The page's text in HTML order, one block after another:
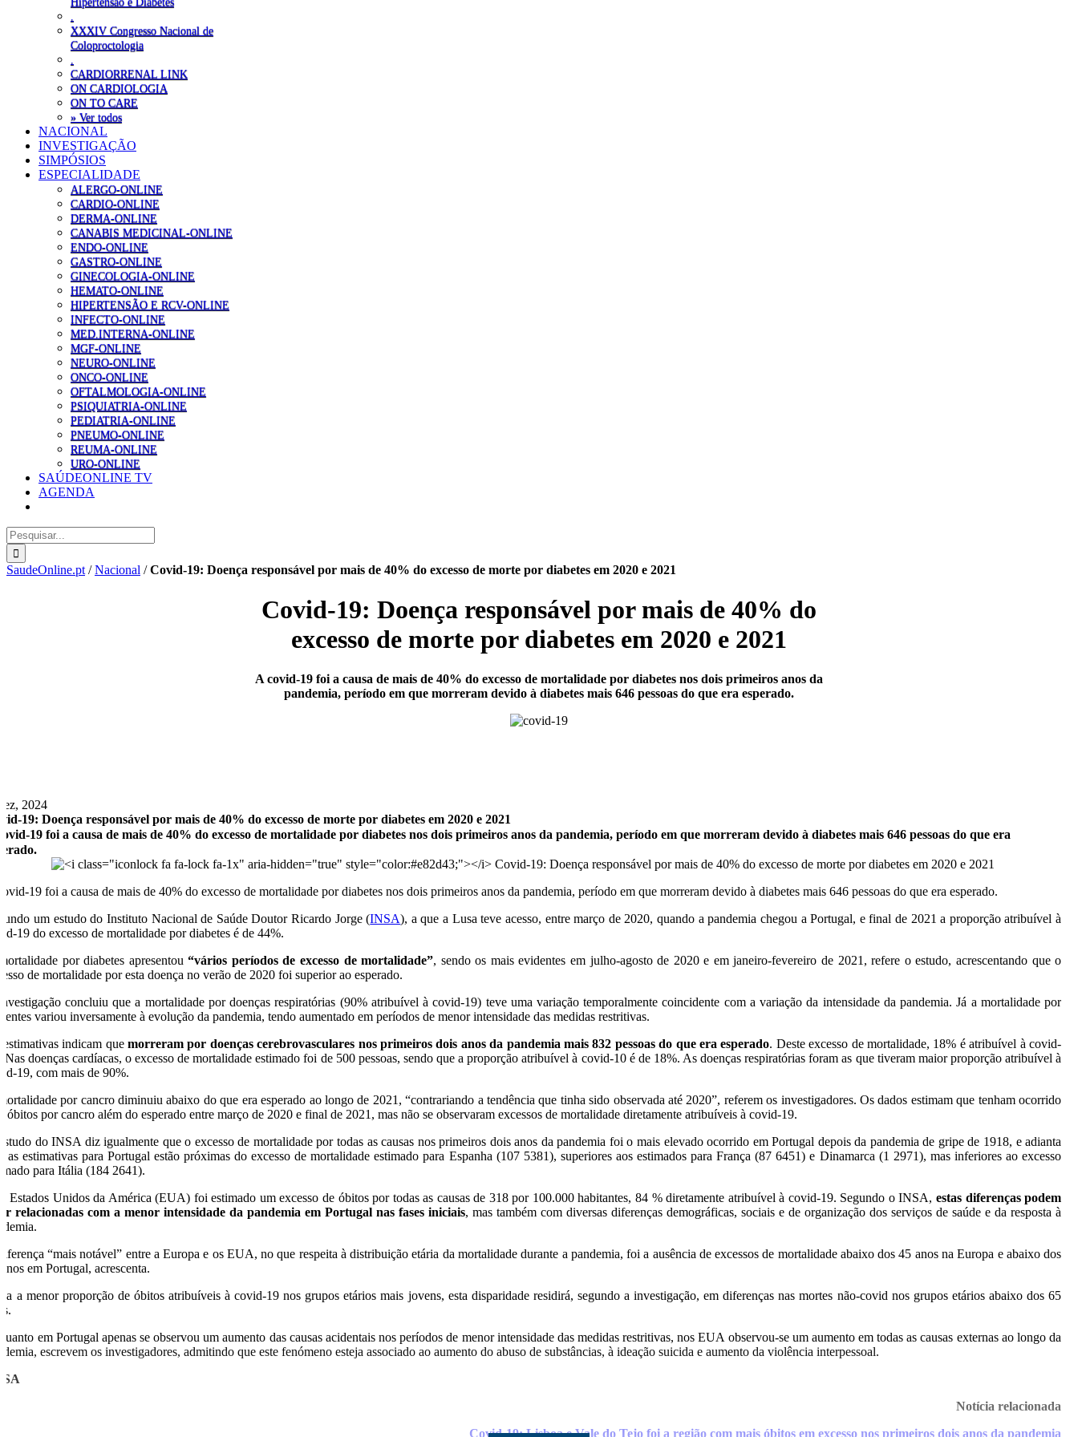
XXXIV Congresso Nacional de
Coloproctologia
CARDIORRENAL LINK
ON CARDIOLOGIA
ON TO CARE
» Ver todos
NACIONAL
INVESTIGAÇÃO
SIMPÓSIOS
ESPECIALIDADE
ALERGO-ONLINE
CARDIO-ONLINE
DERMA-ONLINE
CANABIS MEDICINAL-ONLINE
ENDO-ONLINE
GASTRO-ONLINE
GINECOLOGIA-ONLINE
HEMATO-ONLINE
HIPERTENSÃO E RCV-ONLINE
INFECTO-ONLINE
MED.INTERNA-ONLINE
MGF-ONLINE
NEURO-ONLINE
ONCO-ONLINE
OFTALMOLOGIA-ONLINE
PSIQUIATRIA-ONLINE
PEDIATRIA-ONLINE
PNEUMO-ONLINE
REUMA-ONLINE
URO-ONLINE
SAÚDEONLINE TV
AGENDA
Pesquisar
SaudeOnline.pt /Nacional /Covid-19: Doença responsável por mais de 40% do excesso de morte por diabetes em 2020 e 2021
Covid-19: Doença responsável por mais de 40% do
excesso de morte por diabetes em 2020 e 2021
A covid-19 foi a causa de mais de 40% do excesso de mortalidade por diabetes nos dois primeiros anos da
pandemia, período em que morreram devido à diabetes mais 646 pessoas do que era esperado.
2024
19: Doença responsável por mais de 40% do excesso de morte por diabetes em 2020 e 2021
19 foi a causa de mais de 40% do excesso de mortalidade por diabetes nos dois primeiros anos da pandemia, período em que morreram devido à diabetes mais 646 pessoas do que era
19 foi a causa de mais de 40% do excesso de mortalidade por diabetes nos dois primeiros anos da pandemia, período em que morreram devido à diabetes mais 646 pessoas do que era esperado.
um estudo do Instituto Nacional de Saúde Doutor Ricardo Jorge (INSA), a que a Lusa teve acesso, entre março de 2020, quando a pandemia chegou a Portugal, e final de 2021 a proporção atribuível à
19 do excesso de mortalidade por diabetes é de 44%.
por diabetes apresentou“vários períodos de excesso de mortalidade”, sendo os mais evidentes em julho-agosto de 2020 e em janeiro-fevereiro de 2021, refere o estudo, acrescentando que o
de mortalidade por esta doença no verão de 2020 foi superior ao esperado.
concluiu que a mortalidade por doenças respiratórias (90% atribuível à covid-19) teve uma variação temporalmente coincidente com a variação da intensidade da pandemia. Já a mortalidade por
variou inversamente à evolução da pandemia, tendo aumentado em períodos de menor intensidade das medidas restritivas.
indicam quemorreram por doenças cerebrovasculares nos primeiros dois anos da pandemia mais 832 pessoas do que era esperado. Deste excesso de mortalidade, 18% é atribuível à covid-
Nas doenças cardíacas, o excesso de mortalidade estimado foi de 500 pessoas, sendo que a proporção atribuível à covid-10 é de 18%. As doenças respiratórias foram as que tiveram maior proporção atribuível à
19, com mais de 90%.
por cancro diminuiu abaixo do que era esperado ao longo de 2021, “contrariando a tendência que tinha sido observada até 2020”, referem os investigadores. Os dados estimam que tenham ocorrido
óbitos por cancro além do esperado entre março de 2020 e final de 2021, mas não se observaram excessos de mortalidade diretamente atribuíveis à covid-19.
do INSA diz igualmente que o excesso de mortalidade por todas as causas nos primeiros dois anos da pandemia foi o mais elevado ocorrido em Portugal depois da pandemia de gripe de 1918, e adianta
as estimativas para Portugal estão próximas do excesso de mortalidade estimado para Espanha (107 5381), superiores aos estimados para França (87 6451) e Dinamarca (1 2971), mas inferiores ao excesso
para Itália (184 2641).
Estados Unidos da América (EUA) foi estimado um excesso de óbitos por todas as causas de 318 por 100.000 habitantes, 84 % diretamente atribuível à covid-19. Segundo o INSA, estas diferenças podem
relacionadas com a menor intensidade da pandemia em Portugal nas fases iniciais, mas também com diversas diferenças demográficas, sociais e de organização dos serviços de saúde e da resposta à
“mais notável” entre a Europa e os EUA, no que respeita à distribuição etária da mortalidade durante a pandemia, foi a ausência de excessos de mortalidade abaixo dos 45 anos na Europa e abaixo dos
em Portugal, acrescenta.
a menor proporção de óbitos atribuíveis à covid-19 nos grupos etários mais jovens, esta disparidade residirá, segundo a investigação, em diferenças nas mortes não-covid nos grupos etários abaixo dos 65
em Portugal apenas se observou um aumento das causas acidentais nos períodos de menor intensidade das medidas restritivas, nos EUA observou-se um aumento em todas as causas externas ao longo da
escrevem os investigadores, admitindo que este fenómeno esteja associado ao aumento do abuso de substâncias, à ideação suicida e aumento da violência interpessoal.
Notícia relacionada
Covid-19: Lisboa e Vale do Tejo foi a região com mais óbitos em excesso nos primeiros dois anos da pandemia